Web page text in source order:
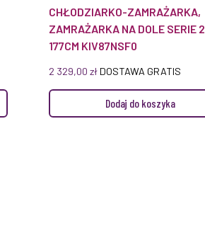
CHŁODZIARKO-ZAMRAŻARKA,
ZAMRAŻARKA NA DOLE SERIE 2
177CM KIV87NSF0
2 329,00złDOSTAWA GRATIS
Dodaj do koszyka